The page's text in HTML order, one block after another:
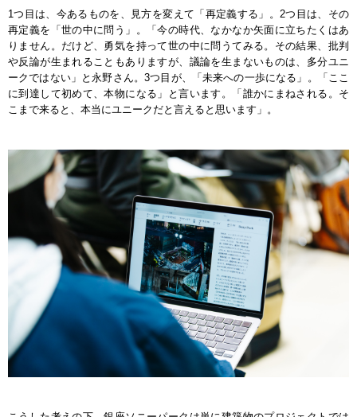
1つ目は、今あるものを、見方を変えて「再定義する」。2つ目は、その
再定義を「世の中に問う」。「今の時代、なかなか矢面に立ちたくはあ
りません。だけど、勇気を持って世の中に問うてみる。その結果、批判
や反論が生まれることもありますが、議論を生まないものは、多分ユニ
ークではない」と永野さん。3つ目が、「未来への一歩になる」。「ここ
に到達して初めて、本物になる」と言います。「誰かにまねされる。そ
こまで来ると、本当にユニークだと言えると思います」。